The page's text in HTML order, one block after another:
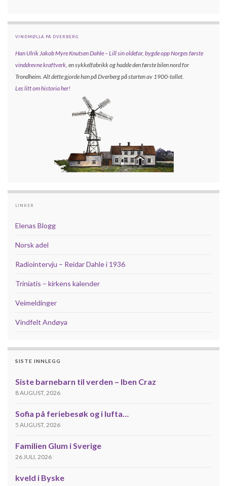
VINDMØLLA PÅ DVERBERG
Han Ulrik Jakob Myre Knutsen Dahle – Lill sin oldefar, bygde oppNorges første
vinddrevne kraftverk , en sykkelfabrikk og hadde den første bilen nord for
Trondheim. Alt dette gjorde han på Dverberg på starten av 1900-tallet.
Les litt om historia her!
LINKER
Elenas Blogg
Norsk adel
Radiointervju – Reidar Dahle i 1936
Triniatis – kirkens kalender
Veimeldinger
Vindfelt Andøya
SISTE INNLEGG
Siste barnebarn til verden – Iben Craz
8 AUGUST, 2026
Sofia på feriebesøk og i lufta…
5 AUGUST, 2026
Familien Glum i Sverige
26 JULI, 2026
kveld i Byske